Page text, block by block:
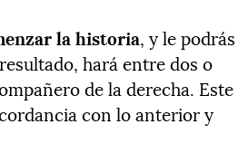
la historia, y le podrás
hará entre dos o
de la derecha. Este
con lo anterior y